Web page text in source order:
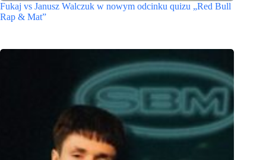
Fukaj vs Janusz Walczuk w nowym odcinku quizu „Red Bull
Rap & Mat”